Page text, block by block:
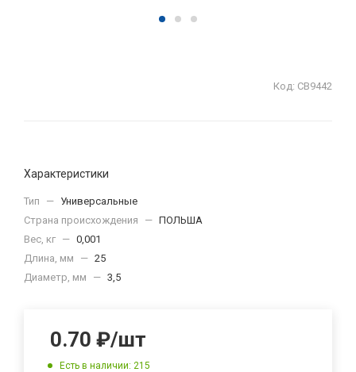
Код: СВ9442
Характеристики
Тип — Универсальные
Страна происхождения
— ПОЛЬША
Вес, кг — 0,001
Длина, мм
— 25
Диаметр, мм
— 3,5
0.70 ₽/шт
Есть в наличии: 215